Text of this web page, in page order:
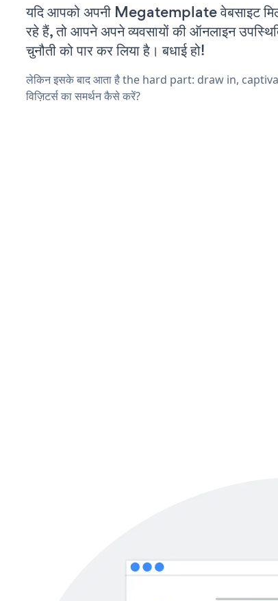
यदि आपको अपनी Megatemplate वेबसाइट
रहे हैं, तो आपने अपने व्यवसायों की ऑनलाइन
चुनौती को पार कर लिया है। बधाई हो!
लेकिन इसके बाद आता है the hard part: draw in,
विज़िटर्स का समर्थन कैसे करें?